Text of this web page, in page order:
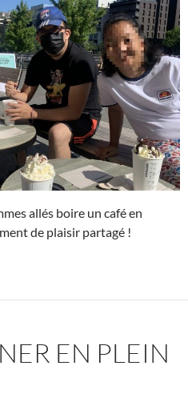
allés boire un café en
de plaisir partagé !
EN PLEIN